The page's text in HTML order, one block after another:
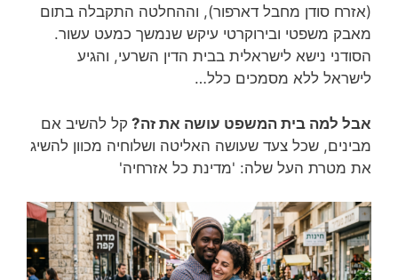
(אזרח סודן מחבל דארפור), וההחלטה התקבלה בתום
מאבק משפטי ובירוקרטי עיקש שנמשך כמעט עשור.
הסודני נישא לישראלית בבית הדין השרעי, והגיע
לישראל ללא מסמכים כלל…
אבל למה בית המשפט עושה את זה? קל להשיב אם
מבינים, שכל צעד שעושה האליטה ושלוחיה מכוון להשיג
את מטרת העל שלה: 'מדינת כל אזרחיה'